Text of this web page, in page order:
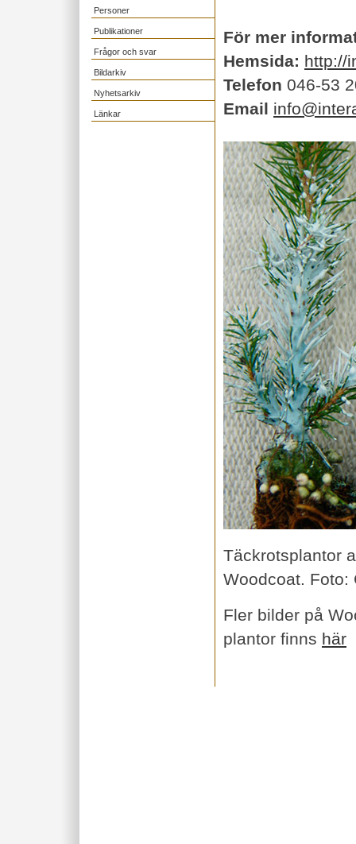
Personer
Publikationer
Frågor och svar
Bildarkiv
Nyhetsarkiv
Länkar
För mer
Hemsida: http://
Telefon 046-53
Email
Täckrotsplantor
Woodcoat. Foto:
Fler bilder på
plantor finns här